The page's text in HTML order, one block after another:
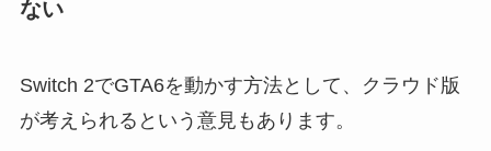
ない
Switch 2でGTA6を動かす方法として、クラウド版
が考えられるという意見もあります。